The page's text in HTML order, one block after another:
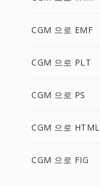
CGM 으로 EMF
CGM 으로 PLT
CGM 으로 PS
CGM 으로 HTML
CGM 으로 FIG